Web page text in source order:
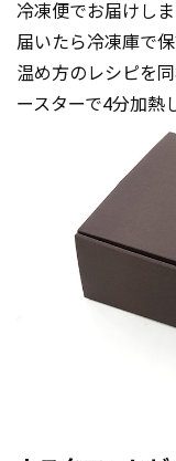
冷凍便でお届けしま
届いたら冷凍庫で
温め方のレシピを
ースターで4分加熱